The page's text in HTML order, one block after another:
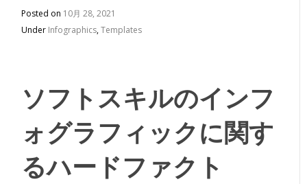
Posted on 10月 28, 2021
Under Infographics,Templates
ソフトスキルのインフ
ォグラフィックに関す
るハードファクト